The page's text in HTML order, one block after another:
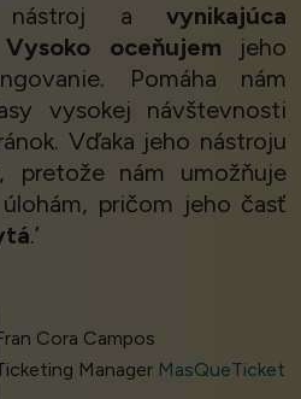
a vynikajúca
Vysoko oceňujem jeho
Pomáha nám
vysokej návštevnosti
Vďaka jeho nástroju
pretože nám umožňuje
pričom jeho časť
.’
Cora Campos
Manager MasQueTicket